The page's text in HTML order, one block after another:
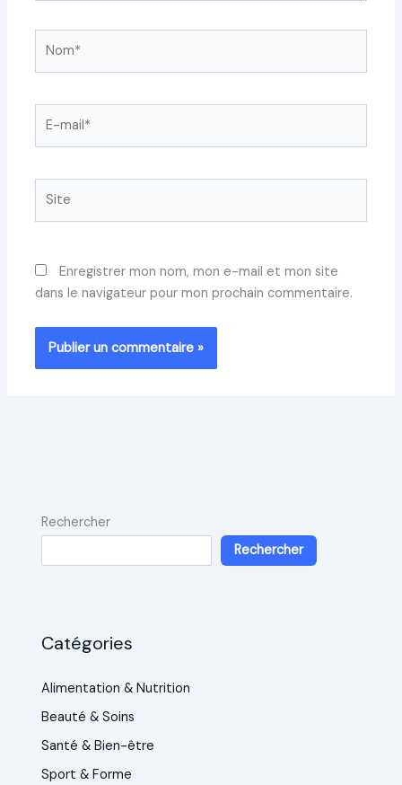
mail*
Enregistrer mon nom, mon e-mail et mon site
dans le navigateur pour mon prochain commentaire.
Rechercher
Rechercher
Catégories
Alimentation & Nutrition
Beauté & Soins
Santé & Bien-être
Sport & Forme